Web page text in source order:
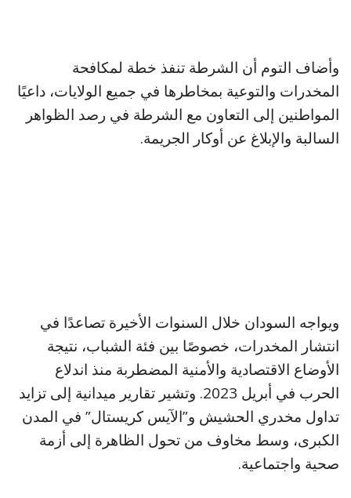
وأضاف التوم أن الشرطة تنفذ خطة لمكافحة
المخدرات والتوعية بمخاطرها في جميع الولايات، داعيًا
المواطنين إلى التعاون مع الشرطة في رصد الظواهر
السالبة والإبلاغ عن أوكار الجريمة.
ويواجه السودان خلال السنوات الأخيرة تصاعدًا في
انتشار المخدرات، خصوصًا بين فئة الشباب، نتيجة
الأوضاع الاقتصادية والأمنية المضطربة منذ اندلاع
الحرب في أبريل 2023. وتشير تقارير ميدانية إلى تزايد
تداول مخدري الحشيش و”الآيس كريستال” في المدن
الكبرى، وسط مخاوف من تحول الظاهرة إلى أزمة
صحية واجتماعية.